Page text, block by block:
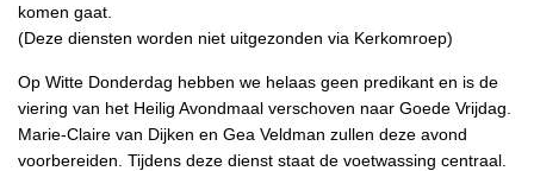
komen gaat.
(Deze diensten worden niet uitgezonden via Kerkomroep)
Op Witte Donderdag hebben we helaas geen predikant en is de
viering van het Heilig Avondmaal verschoven naar Goede Vrijdag.
Marie-Claire van Dijken en Gea Veldman zullen deze avond
voorbereiden. Tijdens deze dienst staat de voetwassing centraal.